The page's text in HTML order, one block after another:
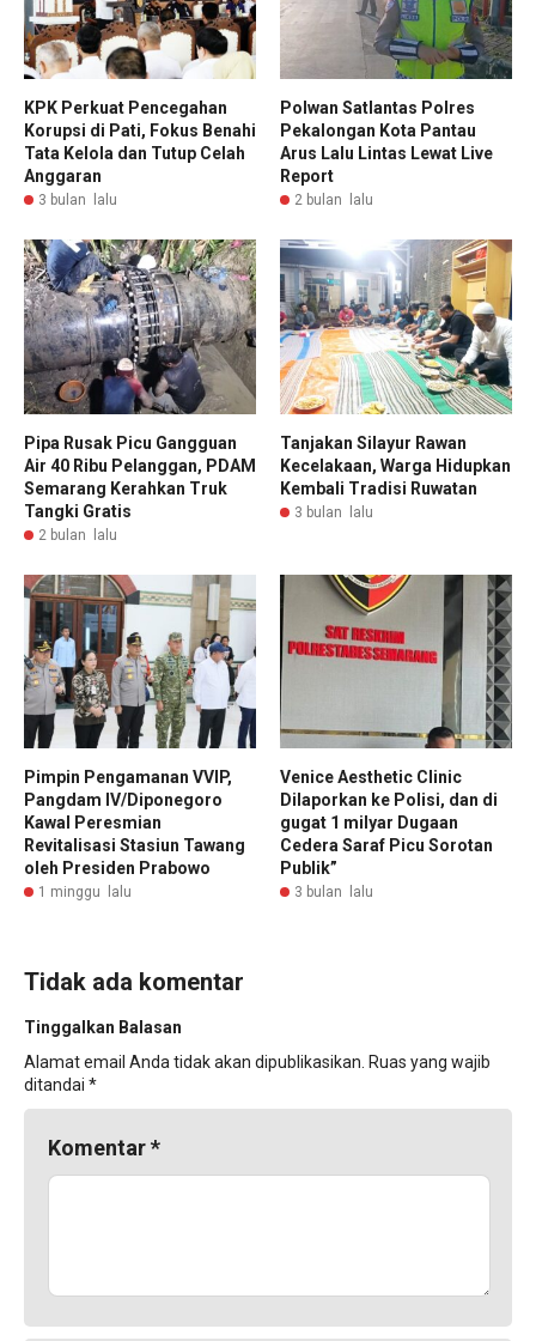
KPK Perkuat Pencegahan
Korupsi di Pati, Fokus Benahi
Tata Kelola dan Tutup Celah
Anggaran
3 bulan lalu
Polwan Satlantas Polres
Pekalongan Kota Pantau
Arus Lalu Lintas Lewat Live
Report
2 bulan lalu
Pipa Rusak Picu Gangguan
Air 40 Ribu Pelanggan, PDAM
Semarang Kerahkan Truk
Tangki Gratis
2 bulan lalu
Tanjakan Silayur Rawan
Kecelakaan, Warga Hidupkan
Kembali Tradisi Ruwatan
3 bulan lalu
Pimpin Pengamanan VVIP,
Pangdam IV/Diponegoro
Kawal Peresmian
Revitalisasi Stasiun Tawang
oleh Presiden Prabowo
1 minggu lalu
Venice Aesthetic Clinic
Dilaporkan ke Polisi, dan di
gugat 1 milyar Dugaan
Cedera Saraf Picu Sorotan
Publik”
3 bulan lalu
Tidak ada komentar
Tinggalkan Balasan
Alamat email Anda tidak akan dipublikasikan. Ruas yang wajib
ditandai *
Komentar*